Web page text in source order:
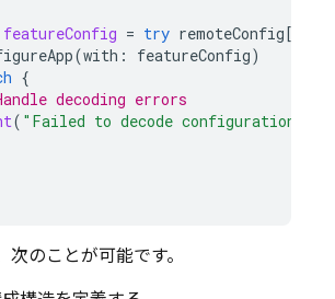
featureConfig = try remoteConfig[
(with : featureConfig)
{
decoding errors
( "Failed to decode configuration:
次のことが可能です。